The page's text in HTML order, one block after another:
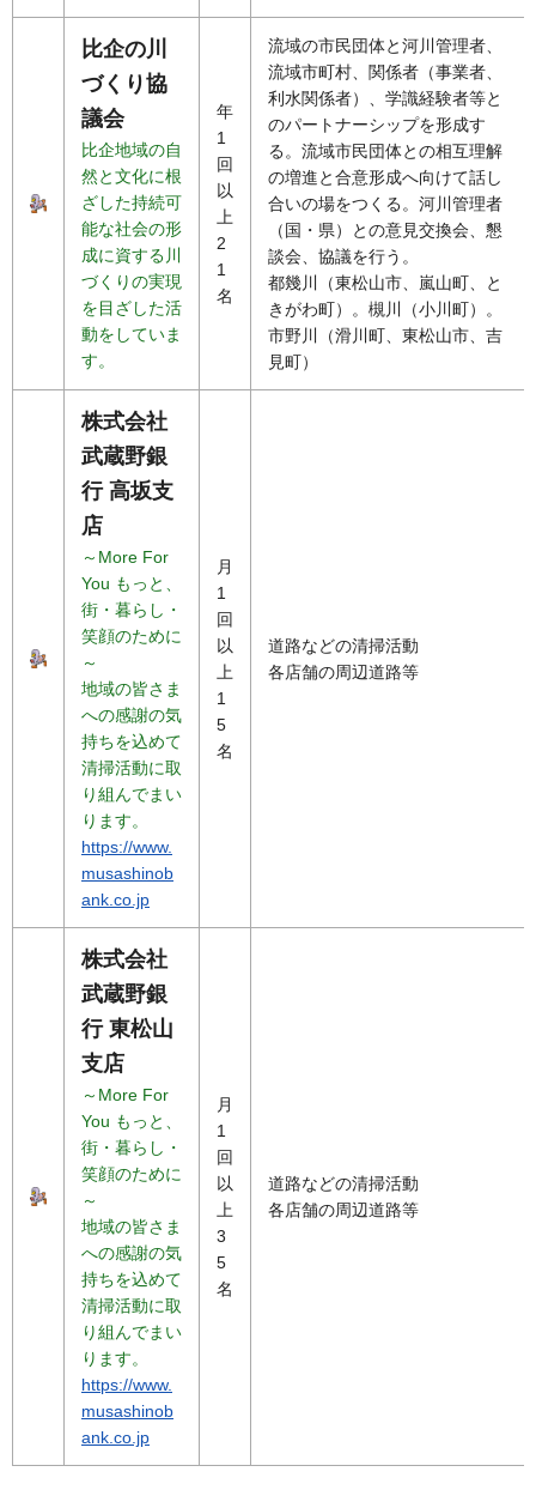
比企の川
づくり協
議会
比企地域の自
然と文化に根
ざした持続可
能な社会の形
成に資する川
づくりの実現
を目ざした活
動をしていま
す。
年
1
回
以
上
2
1
名
流域の市民団体と河川管理者、
流域市町村、関係者（事業者、
利水関係者）、学識経験者等と
のパートナーシップを形成す
る。流域市民団体との相互理解
の増進と合意形成へ向けて話し
合いの場をつくる。河川管理者
（国・県）との意見交換会、懇
談会、協議を行う。
都幾川（東松山市、嵐山町、と
きがわ町）。槻川（小川町）。
市野川（滑川町、東松山市、吉
見町）
株式会社
武蔵野銀
行 高坂支
店
～More For
You もっと、
街・暮らし・
笑顔のために
～
地域の皆さま
への感謝の気
持ちを込めて
清掃活動に取
り組んでまい
ります。
https://www.
musashinob
ank.co.jp
月
1
回
以
上
1
5
名
道路などの清掃活動
各店舗の周辺道路等
株式会社
武蔵野銀
行 東松山
支店
～More For
You もっと、
街・暮らし・
笑顔のために
～
地域の皆さま
への感謝の気
持ちを込めて
清掃活動に取
り組んでまい
ります。
https://www.
musashinob
ank.co.jp
月
1
回
以
上
3
5
名
道路などの清掃活動
各店舗の周辺道路等